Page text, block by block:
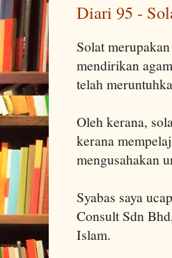
Diari 95 -
Solat
mendirikan
telah
Oleh kerana,
kerana
mengusahakan
Syabas saya
Consult Sdn
Islam.